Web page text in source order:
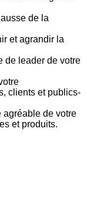
de la
et agrandir la
de leader de votre
clients et publics-
agréable de votre
et produits.